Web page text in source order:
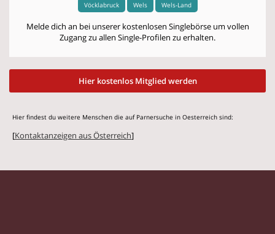
Vöcklabruck
Wels Wels-Land
Melde dich an bei unserer kostenlosen Singlebörse um vollen
Zugang zu allen Single-Profilen zu erhalten.
Hier kostenlos Mitglied werden
Hier findest du weitere Menschen die auf Parnersuche in Oesterreich sind:
[Kontaktanzeigen aus Österreich]